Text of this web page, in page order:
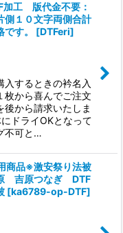
加工 版代金不要：
側１０文字両側合計
す。
[DTFeri]
するときの衿名入
枚から喜んでご注文
から請求いたしま
ドライOKとなって
不可と…
商品※激安祭り法被
原 吉原つなぎ DTF
[ka6789-op-DTF]